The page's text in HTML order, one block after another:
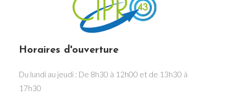
Horaires d'ouverture
Du lundi au jeudi : De 8h30 à 12h00 et de 13h30 à
17h30